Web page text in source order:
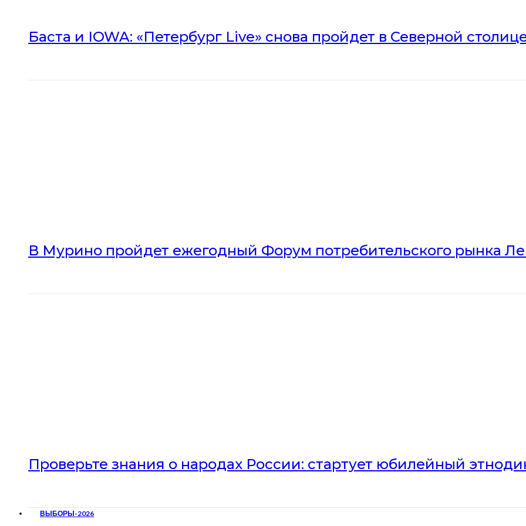
Баста и IOWA: «Петербург Live» снова пройдет в Северной
В Мурино пройдет ежегодный Форум потребительского рынка
Проверьте знания о народах России: стартует юбилейный
ВЫБОРЫ-2026